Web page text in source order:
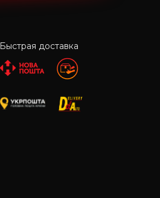
Быстрая доставка